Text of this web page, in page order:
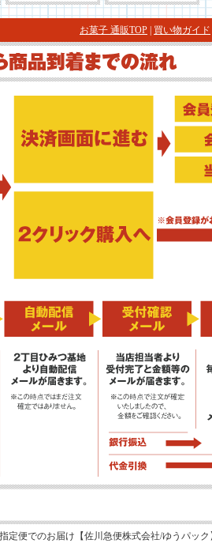
お菓子 通販TOP 買い物ガイド
定便でのお届け【佐川急便株式会社/ゆうパック